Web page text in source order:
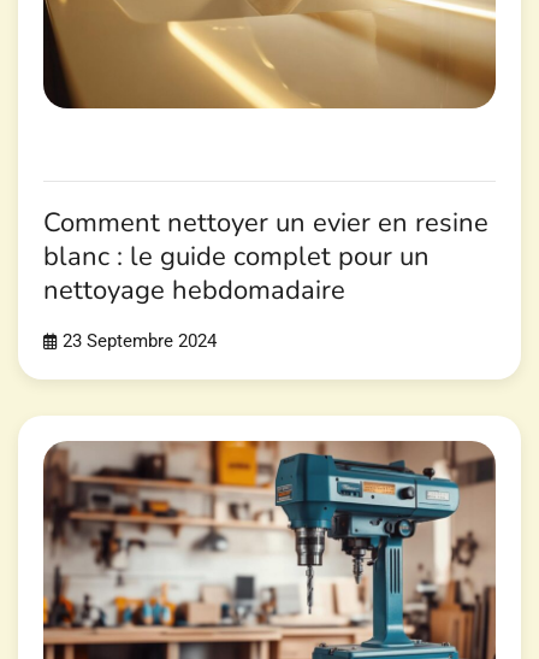
Comment nettoyer un evier en resine
blanc : le guide complet pour un
nettoyage hebdomadaire
23 Septembre 2024